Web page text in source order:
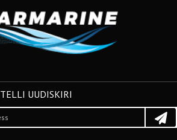
TELLI UUDISKIRI